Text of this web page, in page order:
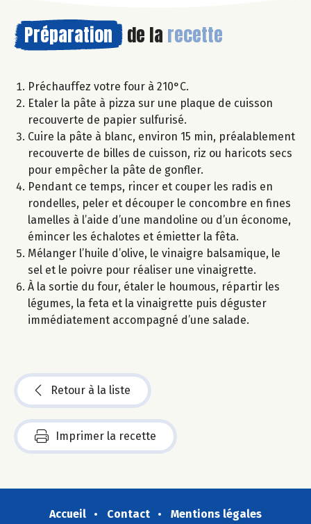
Préparation de la recette
Préchauffez votre four à 210°C.
Etaler la pâte à pizza sur une plaque de cuisson
recouverte de papier sulfurisé.
Cuire la pâte à blanc, environ 15 min, préalablement
recouverte de billes de cuisson, riz ou haricots secs
pour empêcher la pâte de gonfler.
Pendant ce temps, rincer et couper les radis en
rondelles, peler et découper le concombre en fines
lamelles à l’aide d’une mandoline ou d’un économe,
émincer les échalotes et émietter la fêta.
Mélanger l’huile d’olive, le vinaigre balsamique, le
sel et le poivre pour réaliser une vinaigrette.
À la sortie du four, étaler le houmous, répartir les
légumes, la feta et la vinaigrette puis déguster
immédiatement accompagné d’une salade.
Retour à la liste
Imprimer la recette
Accueil Contact
Mentions légales